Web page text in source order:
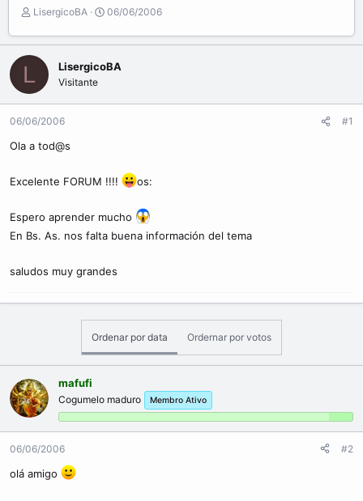
C
i
a
o
o
t
i
o
LisergicoBA
D
t
d
06/06/2006
L LisergicoBA
Visitante
06/06/2006 #1
Ola a tod@s
Excelente FORUM !!!! os:
Espero aprender mucho
En Bs. As. nos falta buena información del tema
saludos muy grandes
Ordenar por data Ordernar por votos
mafufi
Cogumelo maduro Membro Ativo
06/06/2006 #2
olá amigo